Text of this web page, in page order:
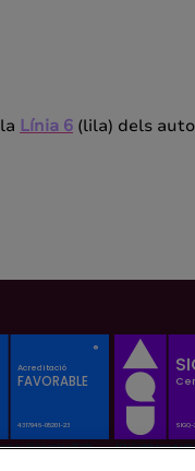
Línia 6 (lila) dels